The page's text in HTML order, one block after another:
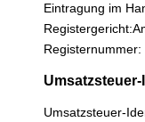
Eintragung im
Umsatzsteuer-
Umsatzsteuer-